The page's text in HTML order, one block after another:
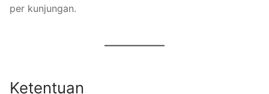
per kunjungan.
Ketentuan